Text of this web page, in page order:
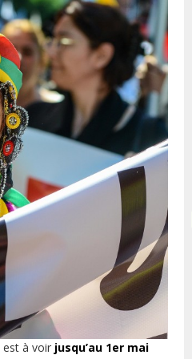
critiques
est à voir jusqu’au 1er mai